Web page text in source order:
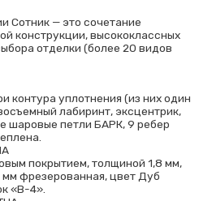
Сотник — это сочетание
конструкции, высококлассных
отделки (более 20 видов
контура уплотнения (из них один
лабиринт, эксцентрик,
шаровые петли БАРК, 9 ребер
покрытием, толщиной 1,8 мм,
фрезерованная, цвет Дуб
«В-4».